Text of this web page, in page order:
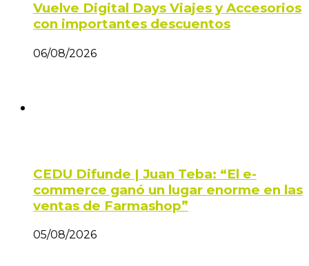
Vuelve Digital Days Viajes y Accesorios
con importantes descuentos
06/08/2026
CEDU Difunde | Juan Teba: “El e-
commerce ganó un lugar enorme en las
ventas de Farmashop”
05/08/2026